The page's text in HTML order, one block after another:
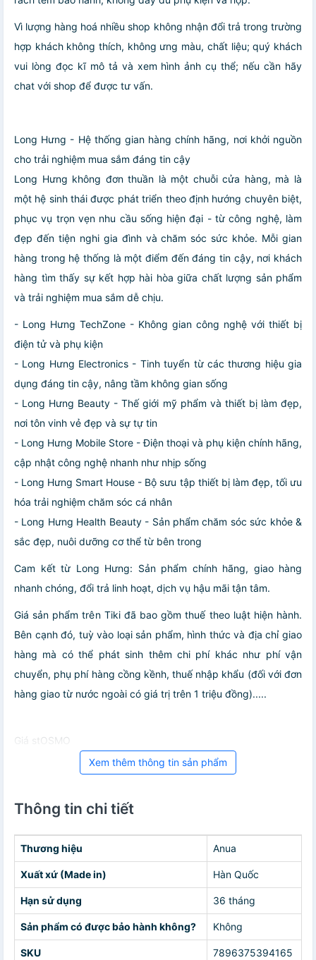
Vì lượng hàng hoá nhiều shop không nhận đổi trả trong trường
hợp khách không thích, không ưng màu, chất liệu; quý khách
vui lòng đọc kĩ mô tả và xem hình ảnh cụ thể; nếu cần hãy
chat với shop để được tư vấn.
Long Hưng - Hệ thống gian hàng chính hãng, nơi khởi nguồn
cho trải nghiệm mua sắm đáng tin cậy
Long Hưng không đơn thuần là một chuỗi cửa hàng, mà là
một hệ sinh thái được phát triển theo định hướng chuyên biệt,
phục vụ trọn vẹn nhu cầu sống hiện đại - từ công nghệ, làm
đẹp đến tiện nghi gia đình và chăm sóc sức khỏe. Mỗi gian
hàng trong hệ thống là một điểm đến đáng tin cậy, nơi khách
hàng tìm thấy sự kết hợp hài hòa giữa chất lượng sản phẩm
và trải nghiệm mua sắm dễ chịu.
- Long Hưng TechZone - Không gian công nghệ với thiết bị
điện tử và phụ kiện
- Long Hưng Electronics - Tinh tuyển từ các thương hiệu gia
dụng đáng tin cậy, nâng tầm không gian sống
- Long Hưng Beauty - Thế giới mỹ phẩm và thiết bị làm đẹp,
nơi tôn vinh vẻ đẹp và sự tự tin
- Long Hưng Mobile Store - Điện thoại và phụ kiện chính hãng,
cập nhật công nghệ nhanh như nhịp sống
- Long Hưng Smart House - Bộ sưu tập thiết bị làm đẹp, tối ưu
hóa trải nghiệm chăm sóc cá nhân
- Long Hưng Health Beauty - Sản phẩm chăm sóc sức khỏe &
sắc đẹp, nuôi dưỡng cơ thể từ bên trong
Cam kết từ Long Hưng: Sản phẩm chính hãng, giao hàng
nhanh chóng, đổi trả linh hoạt, dịch vụ hậu mãi tận tâm.
Giá sản phẩm trên Tiki đã bao gồm thuế theo luật hiện hành.
Bên cạnh đó, tuỳ vào loại sản phẩm, hình thức và địa chỉ giao
hàng mà có thể phát sinh thêm chi phí khác như phí vận
chuyển, phụ phí hàng cồng kềnh, thuế nhập khẩu (đối với đơn
hàng giao từ nước ngoài có giá trị trên 1 triệu đồng).....
Giá stOSMO
Xem thêm thông tin sản phẩm
Thông tin chi tiết
Thương hiệu Anua
Xuất xứ (Made in) Hàn Quốc
Hạn sử dụng 36 tháng
Sản phẩm có được bảo hành không? Không
SKU 7896375394165